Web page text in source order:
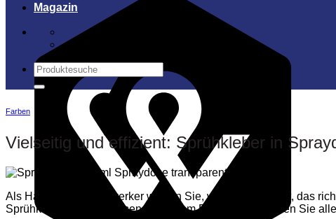
Magazin
Suchen
nach:
Farben
Vielseitig und effizient: Sprühkleber in
Als Hand- oder Heimwerker wissen Sie, wie wichtig es ist, das
Sprühkleber in Spraydosen. In diesem Blogartikel erfahren Sie